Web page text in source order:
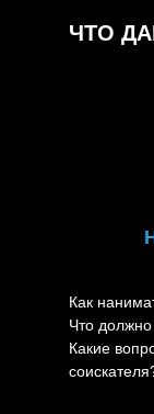
ЧТО
Как
Что
Какие